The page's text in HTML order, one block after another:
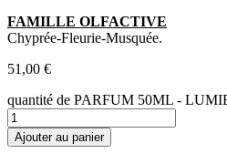
FAMILLE OLFACTIVE
Chyprée-Fleurie-Musquée.
51,00 €
quantité de PARFUM 50ML -
Ajouter au panier